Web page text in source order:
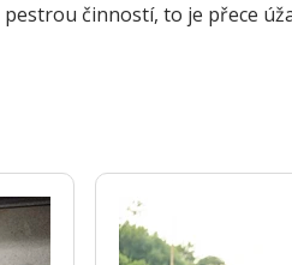
činností, to je přece